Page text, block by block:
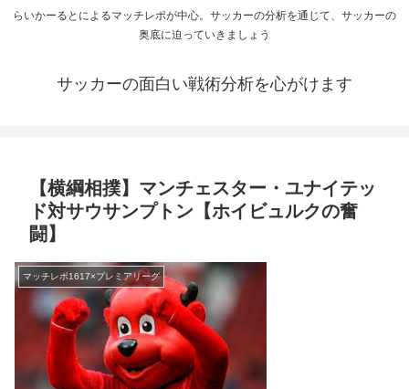
らいかーるとによるマッチレポが中心。サッカーの分析を通じて、サッカーの
奥底に迫っていきましょう
サッカーの面白い戦術分析を心がけます
【横綱相撲】マンチェスター・ユナイテッ
ド対サウサンプトン【ホイビュルクの奮
闘】
マッチレポ1617×プレミアリーグ